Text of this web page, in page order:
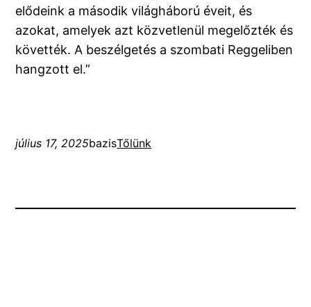
elődeink a második világháború éveit, és
azokat, amelyek azt közvetlenül megelőzték és
követték. A beszélgetés a szombati Reggeliben
hangzott el.”
július 17, 2025bazisTőlünk